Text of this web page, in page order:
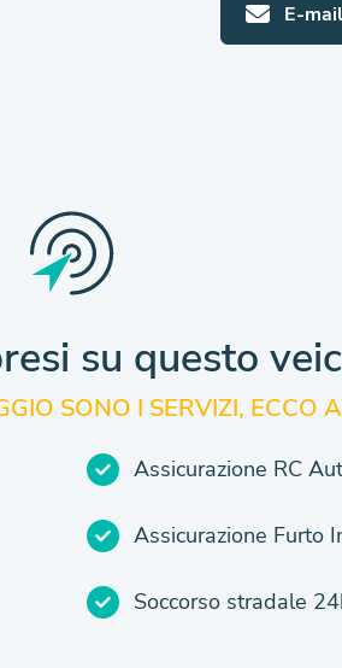
E-
su questo
SONO I SERVIZI, ECCO
Assicurazione RC
Assicurazione Furto
Soccorso stradale